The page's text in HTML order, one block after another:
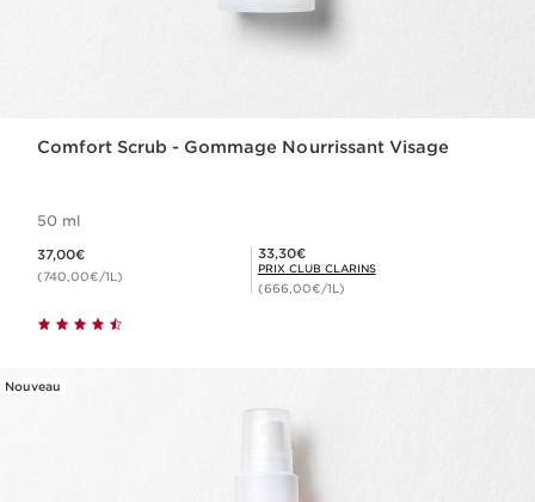
Comfort Scrub - Gommage Nourrissant Visage
50 ml
37,00€
(740,00€/1L)
Prix Club Clarins 33,30€
33,30€
PRIX CLUB CLARINS
(666,00€/1L)
Nouveau